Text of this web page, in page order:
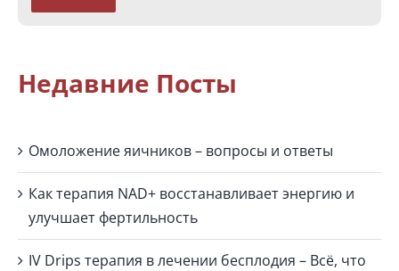
Недавние Посты
Омоложение яичников – вопросы и ответы
Как терапия NAD+ восстанавливает энергию и
улучшает фертильность
IV Drips терапия в лечении бесплодия – Всё, что